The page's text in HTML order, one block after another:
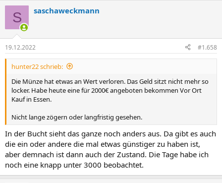
e
n
S saschaweckmann
19.12.2022 #1.658
hunter22 schrieb:
Die Münze hat etwas an Wert verloren. Das Geld sitzt nicht mehr so
locker. Habe heute eine für 2000€ angeboten bekommen Vor Ort
Kauf in Essen.
Nicht lange zögern oder langfristig gesehen.
In der Bucht sieht das ganze noch anders aus. Da gibt es auch
die ein oder andere die mal etwas günstiger zu haben ist,
aber demnach ist dann auch der Zustand. Die Tage habe ich
noch eine knapp unter 3000 beobachtet.